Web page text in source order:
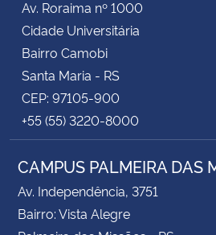
Av. Roraima nº 1000
Cidade Universitária
Bairro Camobi
Santa Maria - RS
CEP: 97105-900
+55 (55) 3220-8000
CAMPUS PALMEIRA DAS
Av. Independência, 3751
Bairro: Vista Alegre